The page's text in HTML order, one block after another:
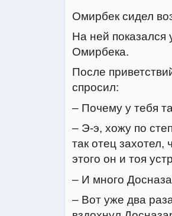
Омирбек сидел
На ней
Омирбека.
После
спросил:
– Почему у тебя
– Э-э, хожу по
так отец
этого он и тоя
– И много
– Вот уже два